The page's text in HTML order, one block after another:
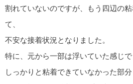
割れていないのですが、もう四辺の
て、
不安な接着状況となりました。
特に、元から一部は浮いていた感じで
しっかりと粘着できていなかった部分